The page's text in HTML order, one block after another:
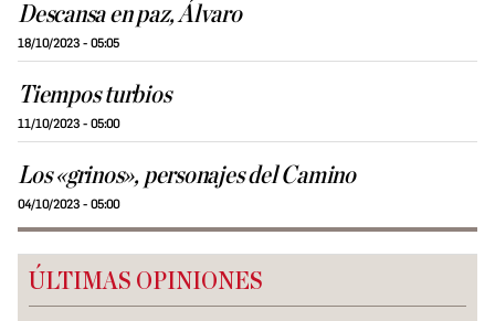
Descansa en paz, Álvaro
18/10/2023 - 05:05
Tiempos turbios
11/10/2023 - 05:00
Los «grinos», personajes del Camino
04/10/2023 - 05:00
ÚLTIMAS OPINIONES